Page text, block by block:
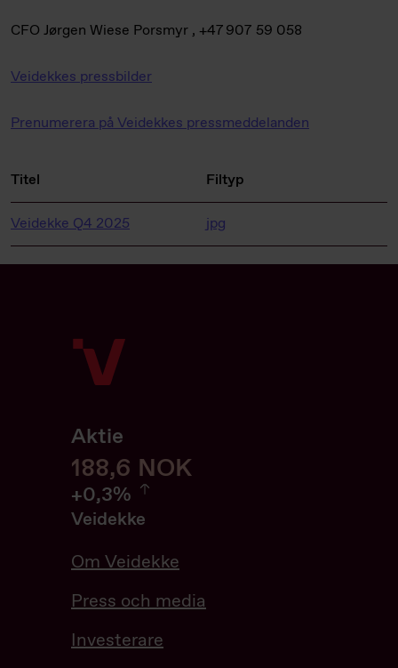
CFO Jørgen Wiese Porsmyr , +47 907 59 058
Veidekkes pressbilder
Prenumerera på Veidekkes pressmeddelanden
Titel Filtyp
Veidekke Q4 2025 jpg
Aktie
188,6 NOK188,6
+0,3%
0.32%
Veidekke
Om Veidekke
Press och media
Investerare